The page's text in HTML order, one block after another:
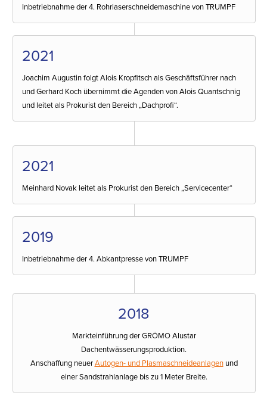
Inbetriebnahme der 4. Rohrlaserschneidemaschine von TRUMPF
2021
Joachim Augustin folgt Alois Kropfitsch als Geschäftsführer nach
und Gerhard Koch übernimmt die Agenden von Alois Quantschnig
und leitet als Prokurist den Bereich „Dachprofi“.
2021
Meinhard Novak leitet als Prokurist den Bereich „Servicecenter“
2019
Inbetriebnahme der 4. Abkantpresse von TRUMPF
2018
Markteinführung der GRÖMO Alustar
Dachentwässerungsproduktion.
Anschaffung neuerAutogen- und Plasmaschneideanlagenund
einer Sandstrahlanlage bis zu 1 Meter Breite.